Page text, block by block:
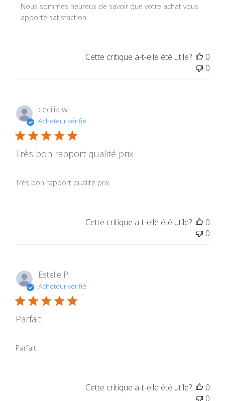
Nous sommes heureux de savoir que votre achat vous
apporte satisfaction.
Cette critique a-t-elle été utile?
0
0
cecilia w.
Acheteur vérifié
Très bon rapport qualité prix
Très bon rapport qualité prix
Cette critique a-t-elle été utile?
0
0
Estelle P.
Acheteur vérifié
Parfait
Parfait
Cette critique a-t-elle été utile?
0
0